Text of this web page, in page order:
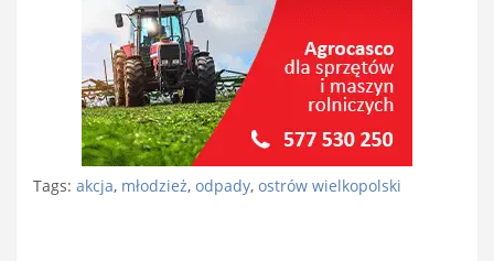
Tags: akcja, młodzież, odpady, ostrów wielkopolski